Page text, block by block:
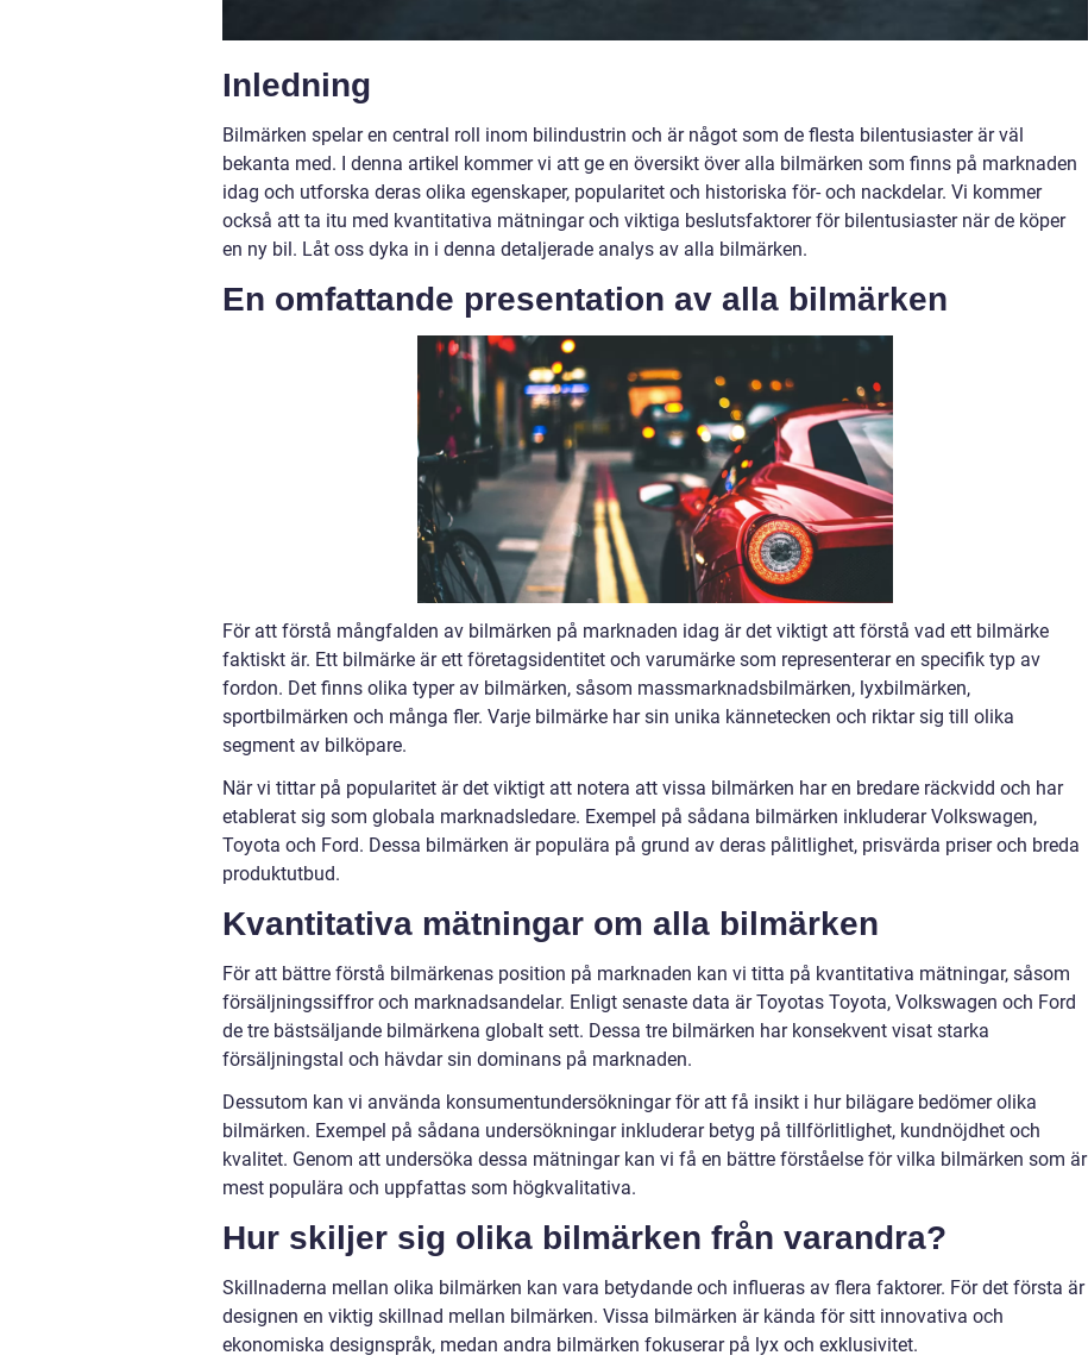
Inledning
Bilmärken spelar en central roll inom bilindustrin och är något som de flesta bilentusiaster är väl
bekanta med. I denna artikel kommer vi att ge en översikt över alla bilmärken som finns på marknaden
idag och utforska deras olika egenskaper, popularitet och historiska för- och nackdelar. Vi kommer
också att ta itu med kvantitativa mätningar och viktiga beslutsfaktorer för bilentusiaster när de köper
en ny bil. Låt oss dyka in i denna detaljerade analys av alla bilmärken.
En omfattande presentation av alla bilmärken
För att förstå mångfalden av bilmärken på marknaden idag är det viktigt att förstå vad ett bilmärke
faktiskt är. Ett bilmärke är ett företagsidentitet och varumärke som representerar en specifik typ av
fordon. Det finns olika typer av bilmärken, såsom massmarknadsbilmärken, lyxbilmärken,
sportbilmärken och många fler. Varje bilmärke har sin unika kännetecken och riktar sig till olika
segment av bilköpare.
När vi tittar på popularitet är det viktigt att notera att vissa bilmärken har en bredare räckvidd och har
etablerat sig som globala marknadsledare. Exempel på sådana bilmärken inkluderar Volkswagen,
Toyota och Ford. Dessa bilmärken är populära på grund av deras pålitlighet, prisvärda priser och breda
produktutbud.
Kvantitativa mätningar om alla bilmärken
För att bättre förstå bilmärkenas position på marknaden kan vi titta på kvantitativa mätningar, såsom
försäljningssiffror och marknadsandelar. Enligt senaste data är Toyotas Toyota, Volkswagen och Ford
de tre bästsäljande bilmärkena globalt sett. Dessa tre bilmärken har konsekvent visat starka
försäljningstal och hävdar sin dominans på marknaden.
Dessutom kan vi använda konsumentundersökningar för att få insikt i hur bilägare bedömer olika
bilmärken. Exempel på sådana undersökningar inkluderar betyg på tillförlitlighet, kundnöjdhet och
kvalitet. Genom att undersöka dessa mätningar kan vi få en bättre förståelse för vilka bilmärken som är
mest populära och uppfattas som högkvalitativa.
Hur skiljer sig olika bilmärken från varandra?
Skillnaderna mellan olika bilmärken kan vara betydande och influeras av flera faktorer. För det första är
designen en viktig skillnad mellan bilmärken. Vissa bilmärken är kända för sitt innovativa och
ekonomiska designspråk, medan andra bilmärken fokuserar på lyx och exklusivitet.